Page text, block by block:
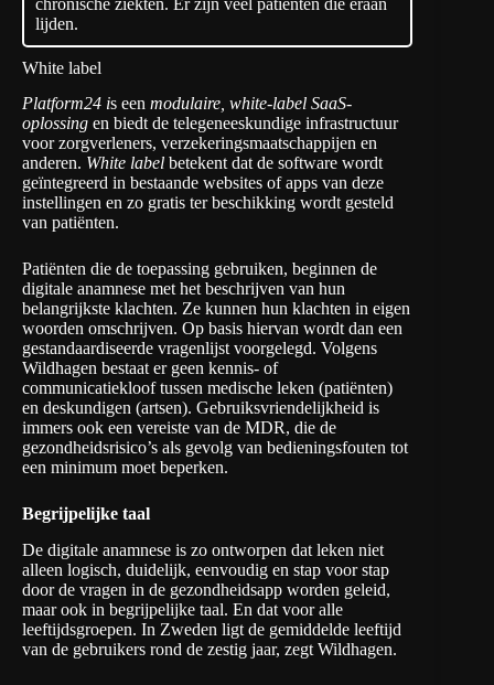
lijden.
White label
Platform24 is een modulaire, white-label SaaS-
oplossing en biedt de telegeneeskundige infrastructuur
voor zorgverleners, verzekeringsmaatschappijen en
anderen. White label betekent dat de software wordt
geïntegreerd in bestaande websites of apps van deze
instellingen en zo gratis ter beschikking wordt gesteld
van patiënten.
Patiënten die de toepassing gebruiken, beginnen de
digitale anamnese met het beschrijven van hun
belangrijkste klachten. Ze kunnen hun klachten in eigen
woorden omschrijven. Op basis hiervan wordt dan een
gestandaardiseerde vragenlijst voorgelegd. Volgens
Wildhagen bestaat er geen kennis- of
communicatiekloof tussen medische leken (patiënten)
en deskundigen (artsen). Gebruiksvriendelijkheid is
immers ook een vereiste van de MDR, die de
gezondheidsrisico’s als gevolg van bedieningsfouten tot
een minimum moet beperken.
Begrijpelijke taal
De digitale anamnese is zo ontworpen dat leken niet
alleen logisch, duidelijk, eenvoudig en stap voor stap
door de vragen in de gezondheidsapp worden geleid,
maar ook in begrijpelijke taal. En dat voor alle
leeftijdsgroepen. In Zweden ligt de gemiddelde leeftijd
van de gebruikers rond de zestig jaar, zegt Wildhagen.